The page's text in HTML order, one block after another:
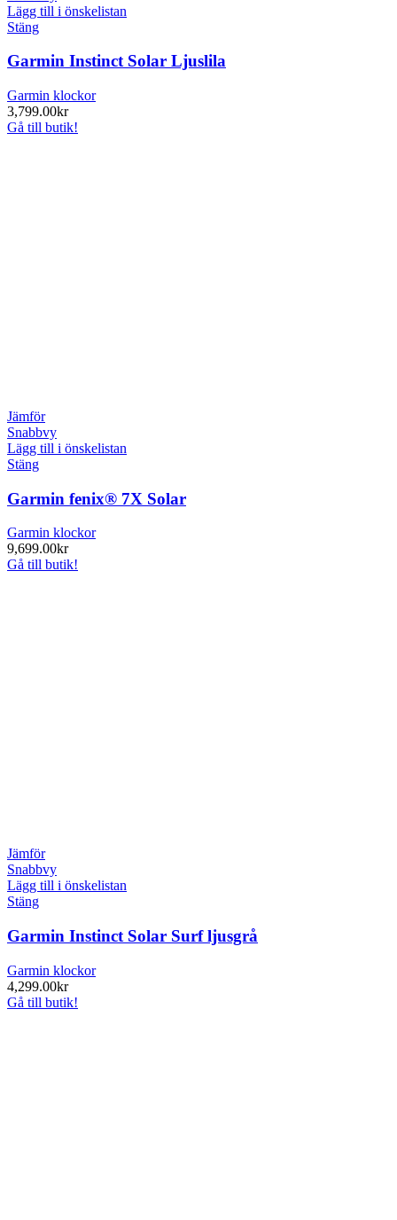
Lägg till i önskelistan
Stäng
Garmin Instinct Solar Ljuslila
Garmin klockor
3,799.00kr
Gå till butik!
Jämför
Snabbvy
Lägg till i önskelistan
Stäng
Garmin fenix® 7X Solar
Garmin klockor
9,699.00kr
Gå till butik!
Jämför
Snabbvy
Lägg till i önskelistan
Stäng
Garmin Instinct Solar Surf ljusgrå
Garmin klockor
4,299.00kr
Gå till butik!